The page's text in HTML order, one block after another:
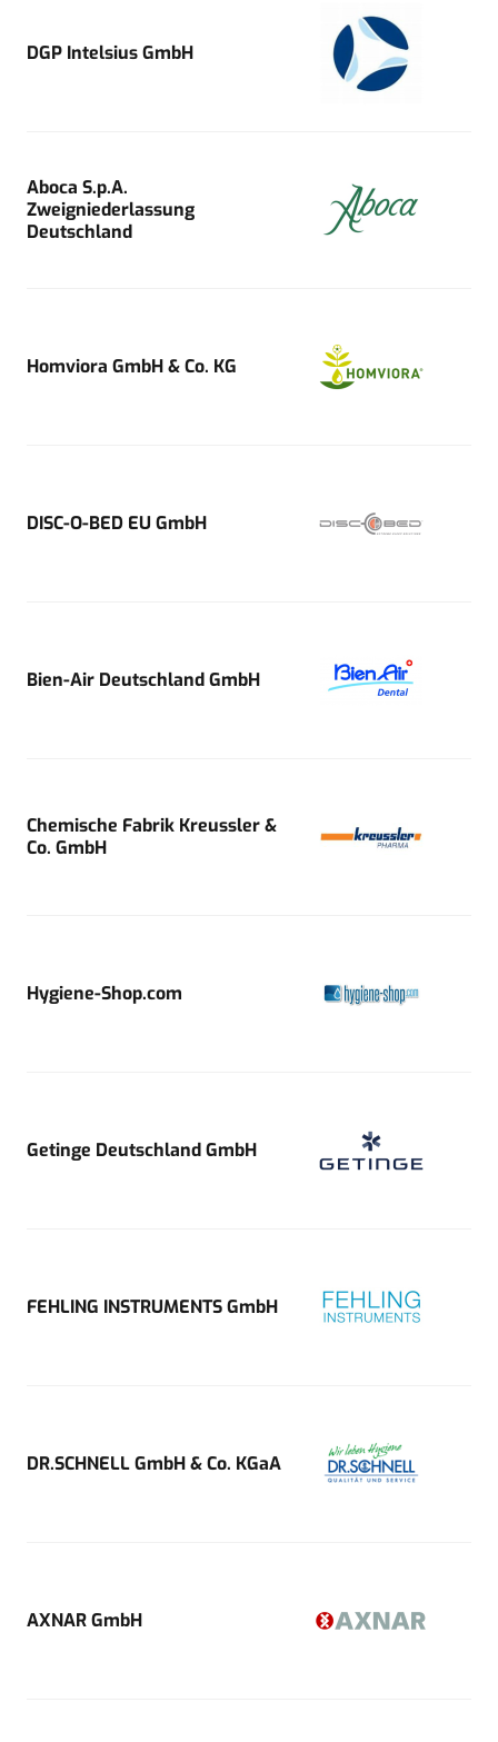
DGP Intelsius GmbH
Aboca S.p.A.
Zweigniederlassung
Deutschland
Homviora GmbH & Co. KG
DISC-O-BED EU GmbH
Bien-Air Deutschland GmbH
Chemische Fabrik Kreussler &
Co. GmbH
Hygiene-Shop.com
Getinge Deutschland GmbH
FEHLING INSTRUMENTS GmbH
DR.SCHNELL GmbH & Co. KGaA
AXNAR GmbH